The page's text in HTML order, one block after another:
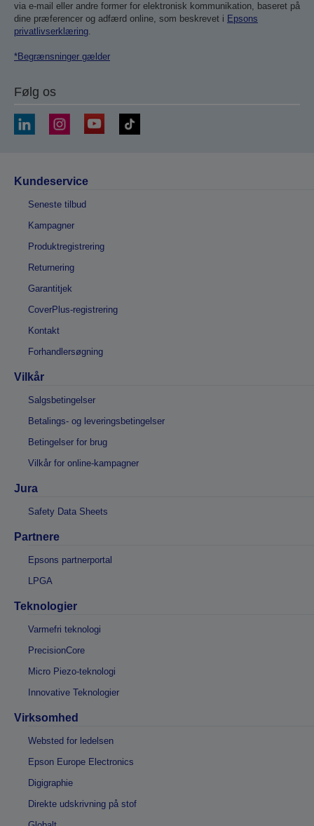
via e-mail eller andre former for elektronisk kommunikation, baseret på
dine præferencer og adfærd online, som beskrevet i Epsons
privatlivserklæring.
*Begrænsninger gælder
Følg os
Kundeservice
Seneste tilbud
Kampagner
Produktregistrering
Returnering
Garantitjek
CoverPlus-registrering
Kontakt
Forhandlersøgning
Vilkår
Salgsbetingelser
Betalings- og leveringsbetingelser
Betingelser for brug
Vilkår for online-kampagner
Jura
Safety Data Sheets
Partnere
Epsons partnerportal
LPGA
Teknologier
Varmefri teknologi
PrecisionCore
Micro Piezo-teknologi
Innovative Teknologier
Virksomhed
Websted for ledelsen
Epson Europe Electronics
Digigraphie
Direkte udskrivning på stof